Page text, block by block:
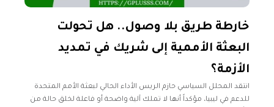
خارطة طريق بلا وصول.. هل تحولت
البعثة الأممية إلى شريك في تمديد
الأزمة؟
انتقد المحلل السياسي حازم الريس الأداء الحالي لبعثة الأمم المتحدة
للدعم في ليبيا، مؤكداً أنها لا تملك آلية واضحة أو فاعلة لخلق حالة من